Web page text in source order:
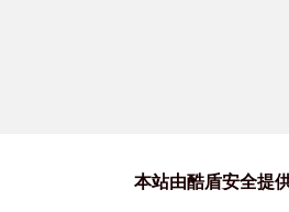
本站由酷盾安全提